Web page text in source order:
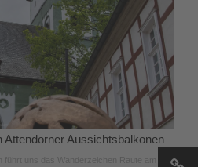
Attendorner Aussichtsbalkonen
führt uns das Wanderzeichen Raute am